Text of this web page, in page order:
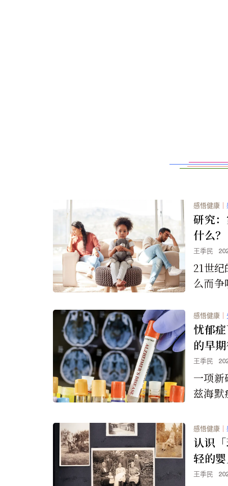
感悟健康
研究
什么？
王季民
21世
么而争
问题都
感悟健康
忧郁
的早
王季民
一项新
兹海默
了大脑
病程的
状。
感悟健康
认识
轻的
王季民